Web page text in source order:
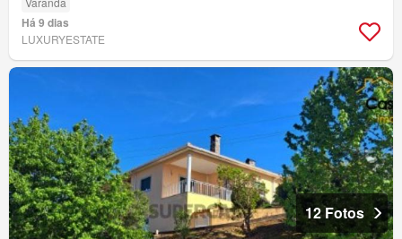
Há 9 dias
LUXURYESTATE
12 Fotos